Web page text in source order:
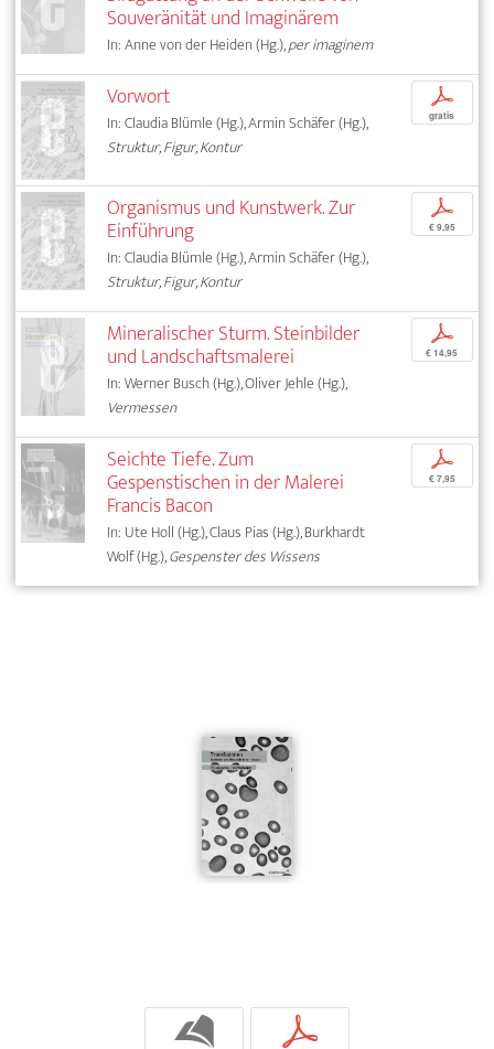
Souveränität und Imaginärem
In: Anne von der Heiden (Hg.),per imaginem
Vorwort
In: Claudia Blümle (Hg.), Armin Schäfer (Hg.),
Struktur, Figur, Kontur
p
gratis
Organismus und Kunstwerk. Zur
Einführung
In: Claudia Blümle (Hg.), Armin Schäfer (Hg.),
Struktur, Figur, Kontur
p
€ 9,95
Mineralischer Sturm. Steinbilder
und Landschaftsmalerei
In: Werner Busch (Hg.), Oliver Jehle (Hg.),
Vermessen
p
€ 14,95
Seichte Tiefe. Zum
Gespenstischen in der Malerei
Francis Bacon
In: Ute Holl (Hg.), Claus Pias (Hg.), Burkhardt
Wolf (Hg.),Gespenster des Wissens
p
€ 7,95
b p